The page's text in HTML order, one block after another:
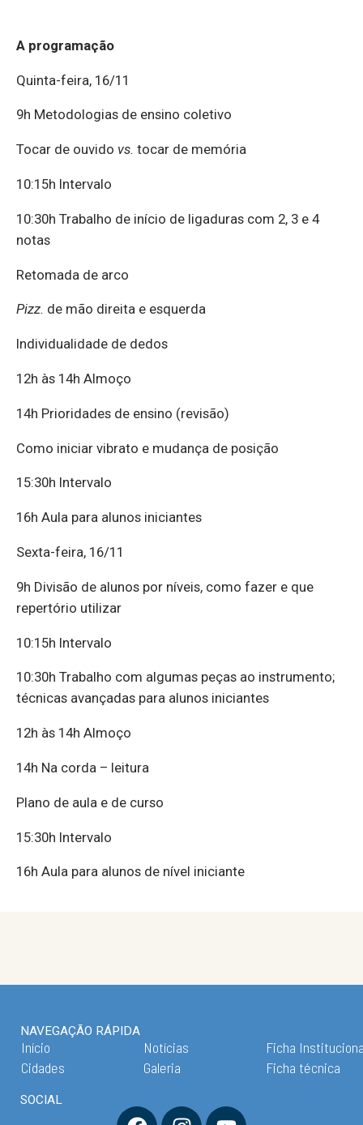
A programação
Quinta-feira, 16/11
9h Metodologias de ensino coletivo
Tocar de ouvido vs. tocar de memória
10:15h Intervalo
10:30h Trabalho de início de ligaduras com 2, 3 e 4
notas
Retomada de arco
Pizz. de mão direita e esquerda
Individualidade de dedos
12h às 14h Almoço
14h Prioridades de ensino (revisão)
Como iniciar vibrato e mudança de posição
15:30h Intervalo
16h Aula para alunos iniciantes
Sexta-feira, 16/11
9h Divisão de alunos por níveis, como fazer e que
repertório utilizar
10:15h Intervalo
10:30h Trabalho com algumas peças ao instrumento;
técnicas avançadas para alunos iniciantes
12h às 14h Almoço
14h Na corda – leitura
Plano de aula e de curso
15:30h Intervalo
16h Aula para alunos de nível iniciante
NAVEGAÇÃO RÁPIDA
Início
Cidades
Notícias
Galeria
Ficha
Ficha técnica
SOCIAL